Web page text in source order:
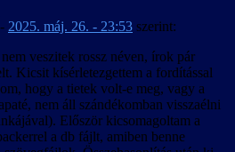
eltérő képarány okozta hibák javítva.
módszerkeresés és sokszori
hibák bizonyos esetekben, különösen
utáni első videó
a játék váratlan kilépését,
és nem megfelelő viselkedését, a
lejátszott videók közben az Esc
- 2025. máj. 26. - 23:53 szerint:
veszitek rossz néven, írok pár
Kicsit kísérletezgettem a fordítással
hogy a tietek volt-e meg, vagy a
nem áll szándékomban visszaélni
Először kicsomagoltam a
a db fájlt, amiben benne